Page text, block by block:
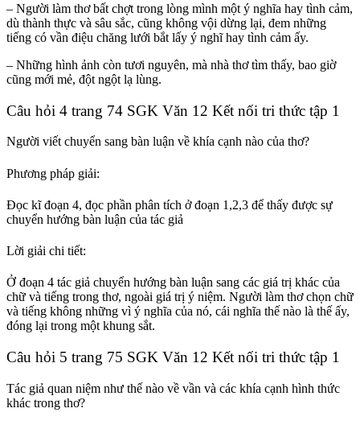
– Người làm thơ bất chợt trong lòng mình một ý nghĩa hay tình cảm,
dù thành thực và sâu sắc, cũng không vội dừng lại, đem những
tiếng có vần điệu chăng lưới bắt lấy ý nghĩ hay tình cảm ấy.
– Những hình ảnh còn tươi nguyên, mà nhà thơ tìm thấy, bao giờ
cũng mới mẻ, đột ngột lạ lùng.
Câu hỏi 4 trang 74 SGK Văn 12 Kết nối tri thức tập 1
Người viết chuyển sang bàn luận về khía cạnh nào của thơ?
Phương pháp giải:
Đọc kĩ đoạn 4, đọc phần phân tích ở đoạn 1,2,3 để thấy được sự
chuyển hướng bàn luận của tác giả
Lời giải chi tiết:
Ở đoạn 4 tác giả chuyển hướng bàn luận sang các giá trị khác của
chữ và tiếng trong thơ, ngoài giá trị ý niệm. Người làm thơ chọn chữ
và tiếng không những vì ý nghĩa của nó, cái nghĩa thế nào là thế ấy,
đóng lại trong một khung sắt.
Câu hỏi 5 trang 75 SGK Văn 12 Kết nối tri thức tập 1
Tác giả quan niệm như thế nào về vần và các khía cạnh hình thức
khác trong thơ?